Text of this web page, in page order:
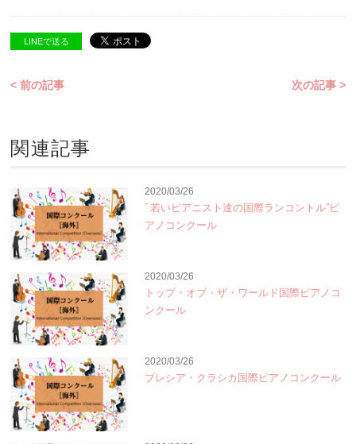
LINEで送る
< 前の記事 次の記事 >
関連記事
2020/03/26
ﾞ若いピアニスト達の国際ランコントル”ピ
アノコンクール
2020/03/26
トップ・オブ・ザ・ワールド国際ピアノコ
ンクール
2020/03/26
ブレシア・クラシカ国際ピアノコンクール